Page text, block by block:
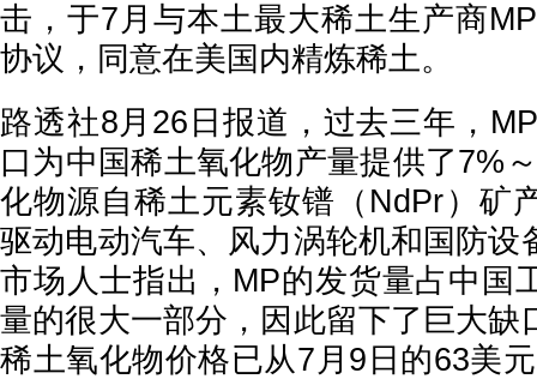
击，于7月与本土最大稀土生产商
协议，同意在美国内精炼稀土。
路透社8月26日报道，过去三年，
口为中国稀土氧化物产量提供了7%
化物源自稀土元素钕镨（NdPr）矿
驱动电动汽车、风力涡轮机和国防设
市场人士指出，MP的发货量占中国
量的很大一部分，因此留下了巨大缺
稀土氧化物价格已从7月9日的63美